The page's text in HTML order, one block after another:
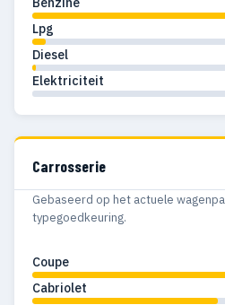
Lpg
Diesel
Elektriciteit
Carrosserie
Gebaseerd op het actuele
typegoedkeuring.
Coupe
Cabriolet